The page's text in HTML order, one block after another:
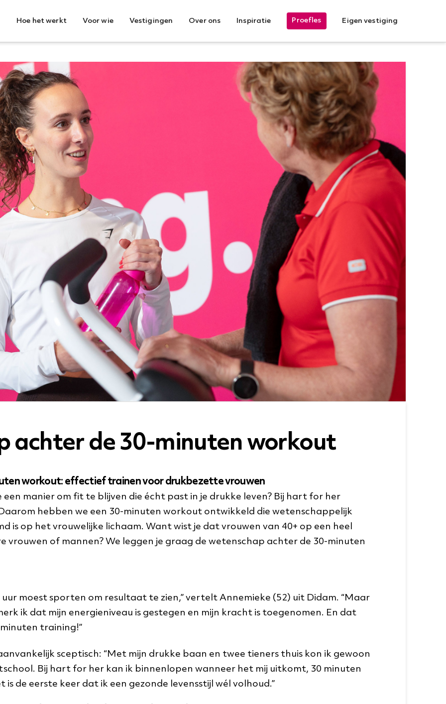
Hoe het werkt Voor wie Vestigingen Over ons Inspiratie Proefles Eigen vestiging
achter de 30-minuten workout
workout: effectief trainen voor drukbezette vrouwen
een manier om fit te blijven die écht past in je drukke leven? Bij hart for her
hebben we een 30-minuten workout ontwikkeld die wetenschappelijk
is op het vrouwelijke lichaam. Want wist je dat vrouwen van 40+ op een heel
vrouwen of mannen? We leggen je graag de wetenschap achter de 30-minuten
moest sporten om resultaat te zien,” vertelt Annemieke (52) uit Didam. “Maar
ik dat mijn energieniveau is gestegen en mijn kracht is toegenomen. En dat
training!”
sceptisch: “Met mijn drukke baan en twee tieners thuis kon ik gewoon
Bij hart for her kan ik binnenlopen wanneer het mij uitkomt, 30 minuten
de eerste keer dat ik een gezonde levensstijl wél volhoud.”